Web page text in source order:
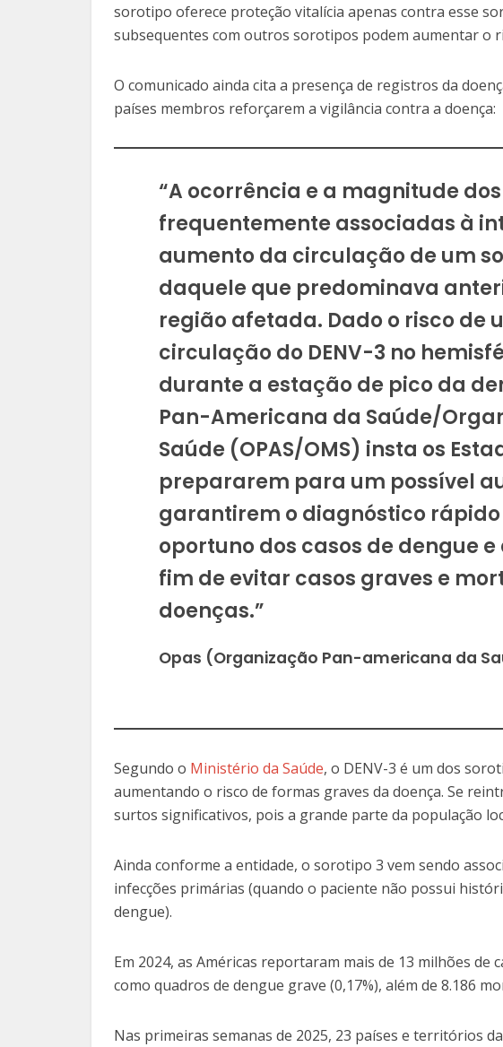
sorotipo oferece proteção vitalícia apenas contra esse
subsequentes com outros sorotipos podem aumentar o
O comunicado ainda cita a presença de registros da
países membros reforçarem a vigilância contra a doença:
“A ocorrência e a magnitude
frequentemente associadas à
aumento da circulação de um
daquele que predominava
região afetada. Dado o risco de
circulação do DENV-3 no
durante a estação de pico da
Pan-Americana da Saúde/
Saúde (OPAS/OMS) insta os
prepararem para um possível
garantirem o diagnóstico
oportuno dos casos de dengue
fim de evitar casos graves e
doenças.”
Opas (Organização Pan-americana da
Segundo o Ministério da Saúde, o DENV-3 é um dos
aumentando o risco de formas graves da doença. Se
surtos significativos, pois a grande parte da população
Ainda conforme a entidade, o sorotipo 3 vem sendo
infecções primárias (quando o paciente não possui
dengue).
Em 2024, as Américas reportaram mais de 13 milhões de
como quadros de dengue grave (0,17%), além de 8.186
Nas primeiras semanas de 2025, 23 países e territórios